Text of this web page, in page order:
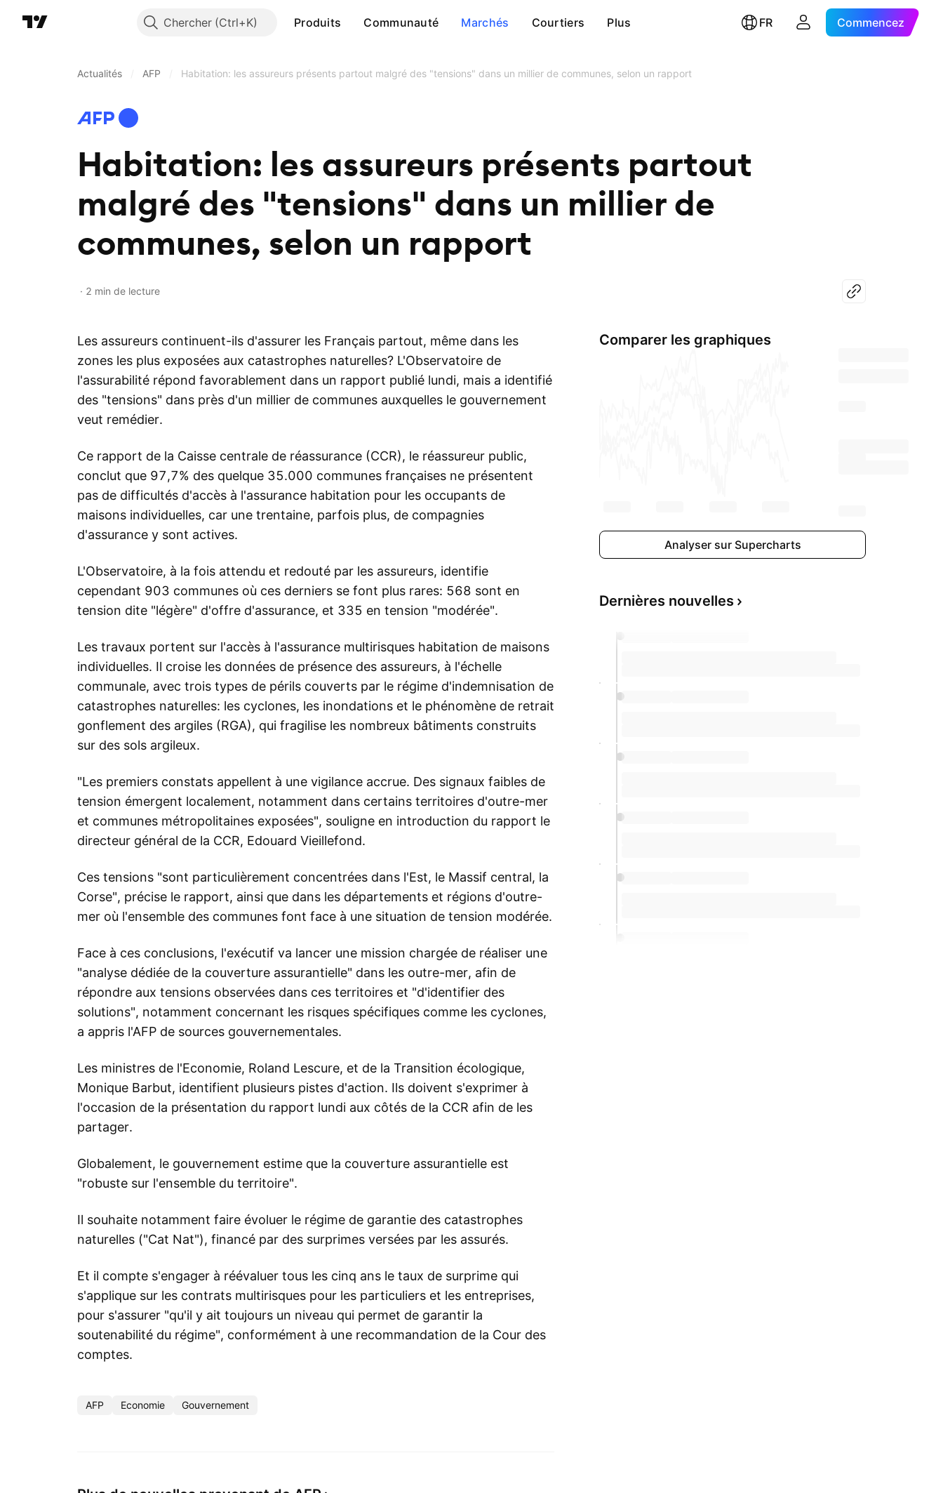
Chercher Produits Communauté Marchés Courtiers Plus FR Commencez
Actualités AFP Habitation: les assureurs présents partout malgré des "tensions" dans un millier de communes, selon un rapport
Habitation: les assureurs présents partout
malgré des "tensions" dans un millier de
communes, selon un rapport
2 min de lecture
Les assureurs continuent-ils d'assurer les Français partout, même dans les
zones les plus exposées aux catastrophes naturelles? L'Observatoire de
l'assurabilité répond favorablement dans un rapport publié lundi, mais a identifié
des "tensions" dans près d'un millier de communes auxquelles le gouvernement
veut remédier.
Ce rapport de la Caisse centrale de réassurance (CCR), le réassureur public,
conclut que 97,7% des quelque 35.000 communes françaises ne présentent
pas de difficultés d'accès à l'assurance habitation pour les occupants de
maisons individuelles, car une trentaine, parfois plus, de compagnies
d'assurance y sont actives.
L'Observatoire, à la fois attendu et redouté par les assureurs, identifie
cependant 903 communes où ces derniers se font plus rares: 568 sont en
tension dite "légère" d'offre d'assurance, et 335 en tension "modérée".
Les travaux portent sur l'accès à l'assurance multirisques habitation de maisons
individuelles. Il croise les données de présence des assureurs, à l'échelle
communale, avec trois types de périls couverts par le régime d'indemnisation de
catastrophes naturelles: les cyclones, les inondations et le phénomène de retrait
gonflement des argiles (RGA), qui fragilise les nombreux bâtiments construits
sur des sols argileux.
"Les premiers constats appellent à une vigilance accrue. Des signaux faibles de
tension émergent localement, notamment dans certains territoires d'outre-mer
et communes métropolitaines exposées", souligne en introduction du rapport le
directeur général de la CCR, Edouard Vieillefond.
Ces tensions "sont particulièrement concentrées dans l'Est, le Massif central, la
Corse", précise le rapport, ainsi que dans les départements et régions d'outre-
mer où l'ensemble des communes font face à une situation de tension modérée.
Face à ces conclusions, l'exécutif va lancer une mission chargée de réaliser une
"analyse dédiée de la couverture assurantielle" dans les outre-mer, afin de
répondre aux tensions observées dans ces territoires et "d'identifier des
solutions", notamment concernant les risques spécifiques comme les cyclones,
a appris l'AFP de sources gouvernementales.
Les ministres de l'Economie, Roland Lescure, et de la Transition écologique,
Monique Barbut, identifient plusieurs pistes d'action. Ils doivent s'exprimer à
l'occasion de la présentation du rapport lundi aux côtés de la CCR afin de les
partager.
Globalement, le gouvernement estime que la couverture assurantielle est
"robuste sur l'ensemble du territoire".
Il souhaite notamment faire évoluer le régime de garantie des catastrophes
naturelles ("Cat Nat"), financé par des surprimes versées par les assurés.
Et il compte s'engager à réévaluer tous les cinq ans le taux de surprime qui
s'applique sur les contrats multirisques pour les particuliers et les entreprises,
pour s'assurer "qu'il y ait toujours un niveau qui permet de garantir la
soutenabilité du régime", conformément à une recommandation de la Cour des
comptes.
AFP Economie Gouvernement
Comparer les graphiques
Analyser sur Supercharts
Dernières nouvelles